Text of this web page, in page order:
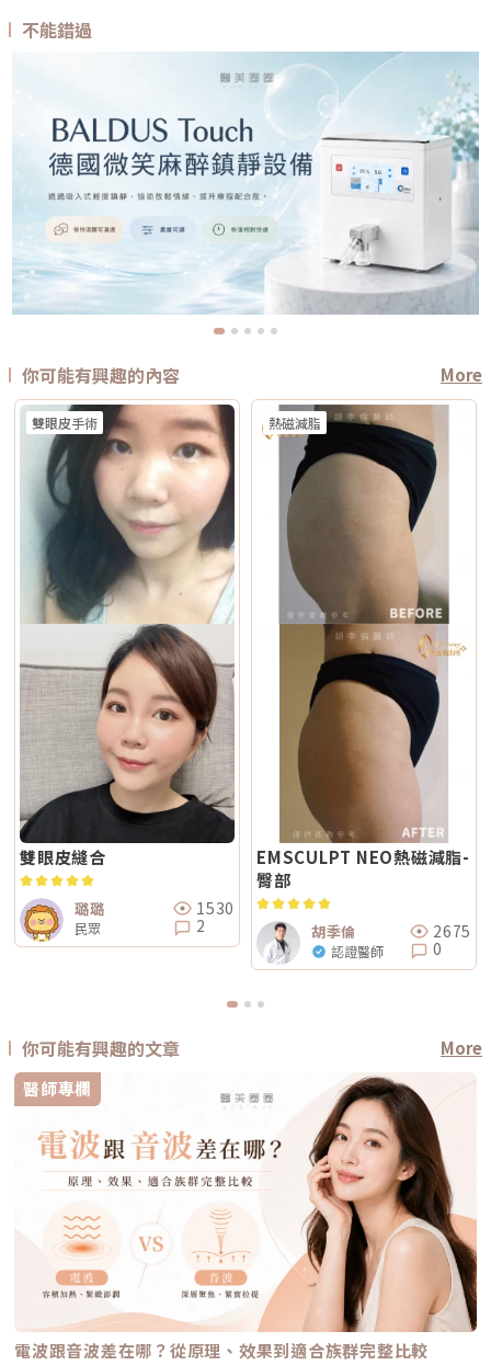
不能錯過
你可能有興趣的內容 More
雙眼皮手術
雙眼皮縫合
璐璐
民眾
1530
2
熱磁減脂
EMSCULPT NEO熱磁減脂-
臀部
胡季倫
認證醫師
2675
0
你可能有興趣的文章
More
醫師專欄
電波跟音波差在哪？從原理、效果到適合族群完整比較